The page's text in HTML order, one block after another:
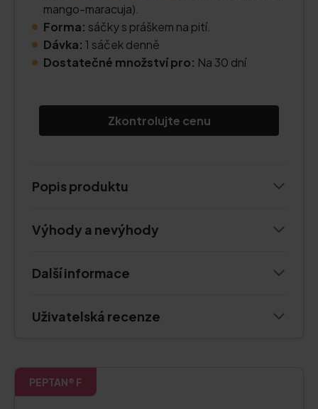
mango-maracuja).
Forma: sáčky s práškem na pití.
Dávka: 1 sáček denně
Dostatečné množství pro: Na 30 dní
Zkontrolujte cenu
Popis produktu
Výhody a nevýhody
Další informace
Uživatelská recenze
PEPTAN® F